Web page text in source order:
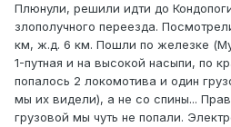
Плюнули, решили идти до
злополучного переезда.
км, ж.д. 6 км. Пошли по железке
1-путная и на высокой насыпи, по
попалось 2 локомотива и один
мы их видели), а не со спины...
грузовой мы чуть не попали.